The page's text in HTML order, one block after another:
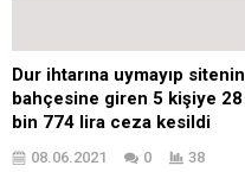
Dur ihtarına uymayıp sitenin
bahçesine giren 5 kişiye 28
bin 774 lira ceza kesildi
08.06.2021 0 38